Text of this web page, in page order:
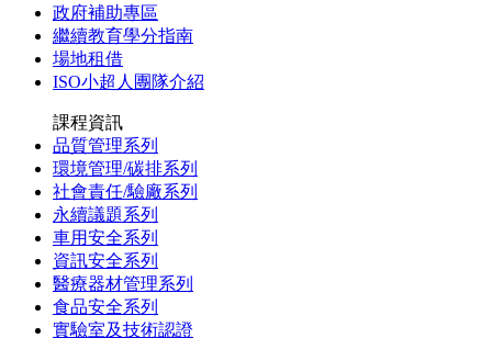
政府補助專區
繼續教育學分指南
場地租借
ISO小超人團隊介紹
課程資訊
品質管理系列
環境管理/碳排系列
社會責任/驗廠系列
永續議題系列
車用安全系列
資訊安全系列
醫療器材管理系列
食品安全系列
實驗室及技術認證